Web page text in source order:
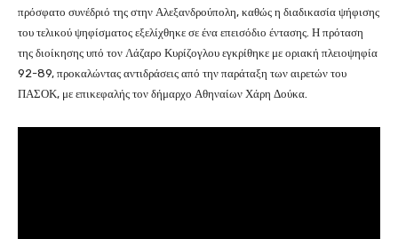
πρόσφατο συνέδριό της στην Αλεξανδρούπολη, καθώς η διαδικασία ψήφισης
του τελικού ψηφίσματος εξελίχθηκε σε ένα επεισόδιο έντασης. Η πρόταση
της διοίκησης υπό τον Λάζαρο Κυρίζογλου εγκρίθηκε με οριακή πλειοψηφία
92-89, προκαλώντας αντιδράσεις από την παράταξη των αιρετών του
ΠΑΣΟΚ, με επικεφαλής τον δήμαρχο Αθηναίων Χάρη Δούκα.